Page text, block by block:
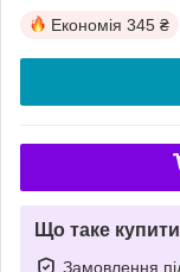
Економія 345 ₴
Що таке
Замовлення